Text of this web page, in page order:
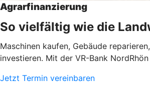
Agrarfinanzierung
So vielfältig wie die
Maschinen kaufen, Gebäude
investieren. Mit der VR-Bank
Jetzt Termin vereinbaren